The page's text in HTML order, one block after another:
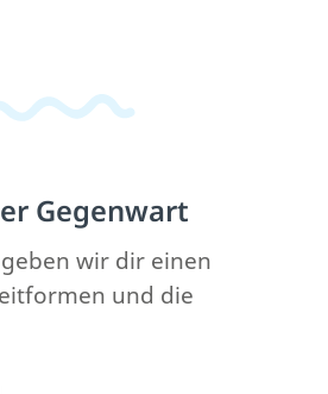
Gegenwart
wir dir einen
und die